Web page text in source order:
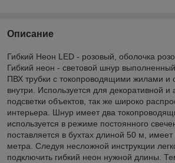
Описание
Гибкий Неон LED - розовый, оболочка
Гибкий неон - световой шнур
ПВХ трубки с токопроводящими жилами и
внутри. Используется для декоративной и
подсветки объектов, так же широко
интерьера. Шнур имеет два
используется в режиме постоянного
поставляется в бухтах длиной 50 м,
метра. Следуя несложной инструкции
подключить гибкий неон нужной длины.